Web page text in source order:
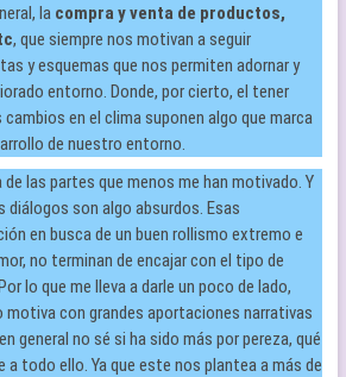
la compra y venta de productos,
, que siempre nos motivan a seguir
y esquemas que nos permiten adornar y
entorno. Donde, por cierto, el tener
en el clima suponen algo que marca
de nuestro entorno.
de las partes que menos me han motivado. Y
son algo absurdos. Esas
en busca de un buen rollismo extremo e
no terminan de encajar con el tipo de
lo que me lleva a darle un poco de lado,
con grandes aportaciones narrativas
general no sé si ha sido más por pereza, qué
a todo ello. Ya que este nos plantea a más de